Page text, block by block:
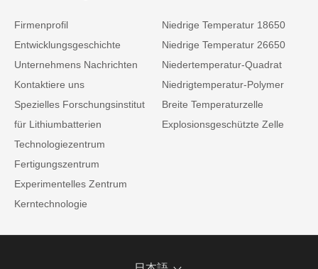
Firmenprofil
Entwicklungsgeschichte
Unternehmens Nachrichten
Kontaktiere uns
Spezielles Forschungsinstitut
für Lithiumbatterien
Technologiezentrum
Fertigungszentrum
Experimentelles Zentrum
Kerntechnologie
Niedrige Temperatur 18650
Niedrige Temperatur 26650
Niedertemperatur-Quadrat
Niedrigtemperatur-Polymer
Breite Temperaturzelle
Explosionsgeschützte Zelle